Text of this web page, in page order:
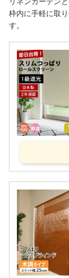
枠内に手軽に取
す。